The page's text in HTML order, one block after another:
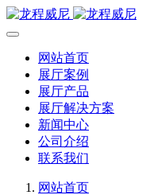
网站首页
展厅案例
展厅产品
展厅解决方案
新闻中心
公司介绍
联系我们
网站首页